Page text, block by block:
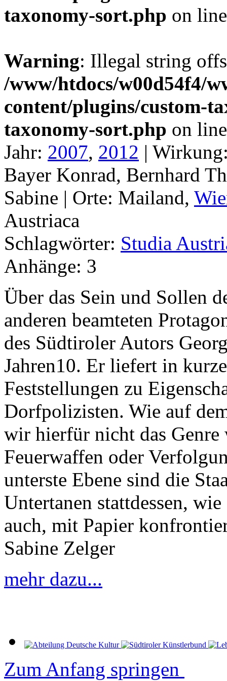
taxonomy-sort.php on
Warning: Illegal string
/www/htdocs/w00d54f4/
content/plugins/custom-
taxonomy-sort.php on
Jahr: 2007, 2012 |
Bayer Konrad, Bernhard
Sabine | Orte: Mailand,
Austriaca
Schlagwörter: Studia
Anhänge: 3
Über das Sein und Sollen
anderen beamteten
des Südtiroler Autors
Jahren10. Er liefert in
Feststellungen zu
Dorfpolizisten. Wie auf
wir hierfür nicht das
Feuerwaffen oder
unterste Ebene sind die
Untertanen stattdessen,
auch, mit Papier
Sabine Zelger
mehr dazu...
Zum Anfang springen